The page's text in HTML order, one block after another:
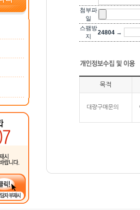
첨부파
일
스팸방
지
24804 →
목적
대량구매문의